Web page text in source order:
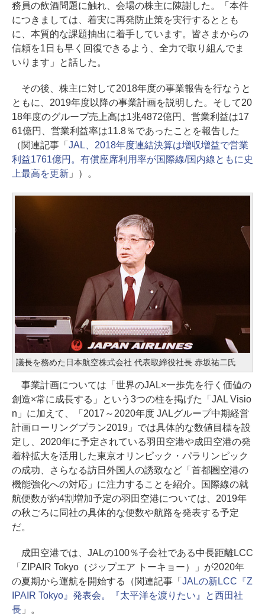
務員の飲酒問題に触れ、会場の株主に陳謝した。「本件
につきましては、着実に再発防止策を実行するととも
に、本質的な課題抽出に着手しています。皆さまからの
信頼を1日も早く回復できるよう、全力で取り組んでま
いります」と話した。
その後、株主に対して2018年度の事業報告を行なうと
ともに、2019年度以降の事業計画を説明した。そして20
18年度のグループ売上高は1兆4872億円、営業利益は17
61億円、営業利益率は11.8％であったことを報告した
（関連記事「 JAL、2018年度連結決算は増収増益で営業
利益1761億円。有償座席利用率が国際線/国内線ともに史
上最高を更新」）。
議長を務めた日本航空株式会社 代表取締役社長 赤坂祐二氏
事業計画については「世界のJAL×一歩先を行く価値の
創造×常に成長する」という3つの柱を掲げた「JAL Visio
n」に加えて、「2017～2020年度 JALグループ中期経営
計画ローリングプラン2019」では具体的な数値目標を設
定し、2020年に予定されている羽田空港や成田空港の発
着枠拡大を活用した東京オリンピック・パラリンピック
の成功、さらなる訪日外国人の誘致など「首都圏空港の
機能強化への対応」に注力することを紹介。国際線の就
航便数が約4割増加予定の羽田空港については、2019年
の秋ごろに同社の具体的な便数や航路を発表する予定
だ。
成田空港では、JALの100％子会社である中長距離LCC
「ZIPAIR Tokyo（ジップエア トーキョー）」が2020年
の夏期から運航を開始する（関連記事「 JALの新LCC『Z
IPAIR Tokyo』発表会。『太平洋を渡りたい』と西田社
長 」。